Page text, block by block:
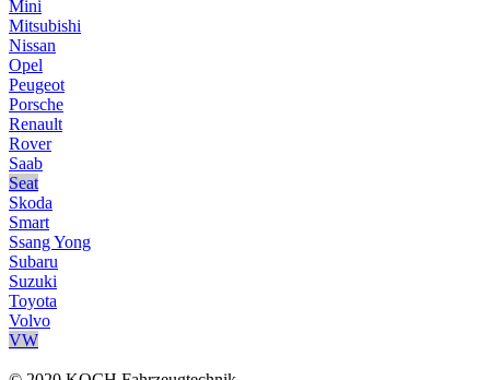
Mini
Mitsubishi
Nissan
Opel
Peugeot
Porsche
Renault
Rover
Saab
Seat
Skoda
Smart
Ssang Yong
Subaru
Suzuki
Toyota
Volvo
VW